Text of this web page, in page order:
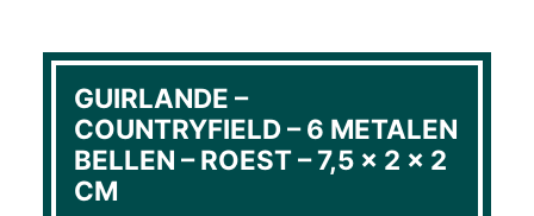
GUIRLANDE –
COUNTRYFIELD – 6 METALEN
BELLEN – ROEST – 7,5 × 2 × 2
CM